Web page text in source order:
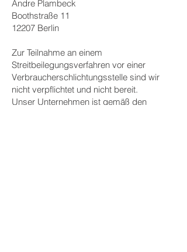
Andre Plambeck
Boothstraße 11
12207 Berlin
Zur Teilnahme an einem
Streitbeilegungsverfahren vor einer
Verbraucherschlichtungsstelle sind wir
nicht verpflichtet und nicht bereit.
Unser Unternehmen ist gemäß den